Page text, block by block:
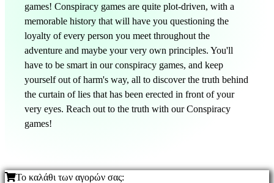
games! Conspiracy games are quite plot-driven, with a
memorable history that will have you questioning the
loyalty of every person you meet throughout the
adventure and maybe your very own principles. You'll
have to be smart in our conspiracy games, and keep
yourself out of harm's way, all to discover the truth behind
the curtain of lies that has been erected in front of your
very eyes. Reach out to the truth with our Conspiracy
games!
Το καλάθι των αγορών σας: